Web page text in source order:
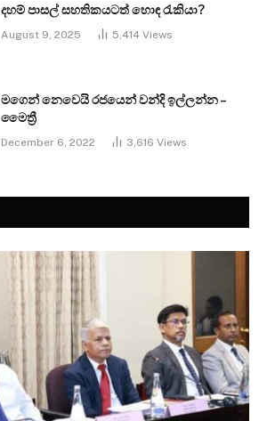
දහම් පාසල් සහතිකයටත් හොඳ රැකියා?
August 9, 2025 5,414 Views
මගෙන් නෙවෙයි රජයෙන් වන්දි ඉල්ලන්න –
මෛත්‍රී
December 6, 2022 3,616 Views